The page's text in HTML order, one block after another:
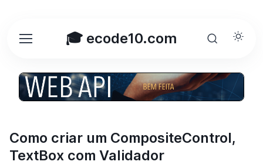
🎓 ecode10.com
Como criar um CompositeControl,
TextBox com Validador